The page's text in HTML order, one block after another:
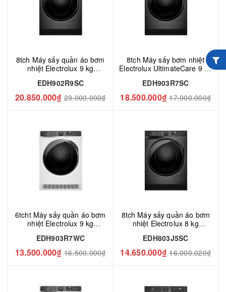
8tch Máy sấy quần áo bơm
nhiệt Electrolux 9 kg
EDH902R9SC
20.850.000₫ 23.000.000₫
8tch Máy sấy bơm nhiệt
Electrolux UltimateCare 9 kg
EDH903R7SC
18.500.000₫ 17.000.000₫
6tcht Máy sấy quần áo bơm
nhiệt Electrolux 9 kg
EDH903R7WC
13.500.000₫ 16.500.000₫
8tch Máy sấy quần áo bơm
nhiệt Electrolux 8 kg
EDH803J5SC
14.650.000₫ 16.000.020₫